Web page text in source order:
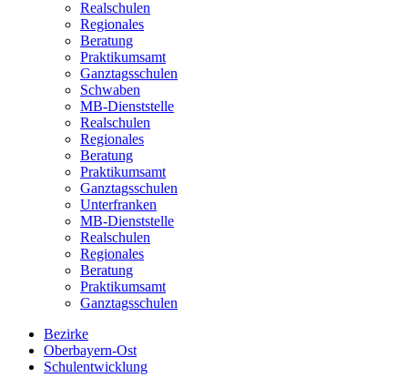
Realschulen
Regionales
Beratung
Praktikumsamt
Ganztagsschulen
Schwaben
MB-Dienststelle
Realschulen
Regionales
Beratung
Praktikumsamt
Ganztagsschulen
Unterfranken
MB-Dienststelle
Realschulen
Regionales
Beratung
Praktikumsamt
Ganztagsschulen
Bezirke
Oberbayern-Ost
Schulentwicklung